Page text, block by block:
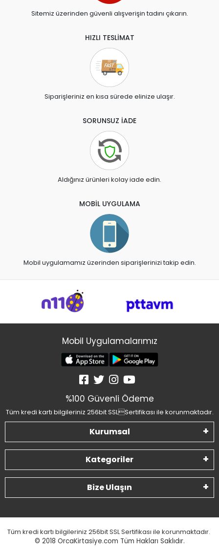
Sitemiz üzerinden güvenli alışverişin tadını çıkarın.
HIZLI TESLİMAT
Siparişleriniz en kısa sürede elinize ulaşır.
SORUNSUZ İADE
Aldığınız ürünleri kolay iade edin.
MOBİL UYGULAMA
Mobil uygulamamız üzerinden siparişlerinizi takip edin.
Mobil Uygulamalarımız
%100 Güvenli Ödeme
Tüm kredi kartı bilgileriniz 256bit SSLSertifikası ile korunmaktadır.
Kurumsal
Kategoriler
Bize Ulaşın
Tüm kredi kartı bilgileriniz 256bit SSL Sertifikası ile korunmaktadır.
© 2018 OrcaKirtasiye.com Tüm Hakları Saklıdır.